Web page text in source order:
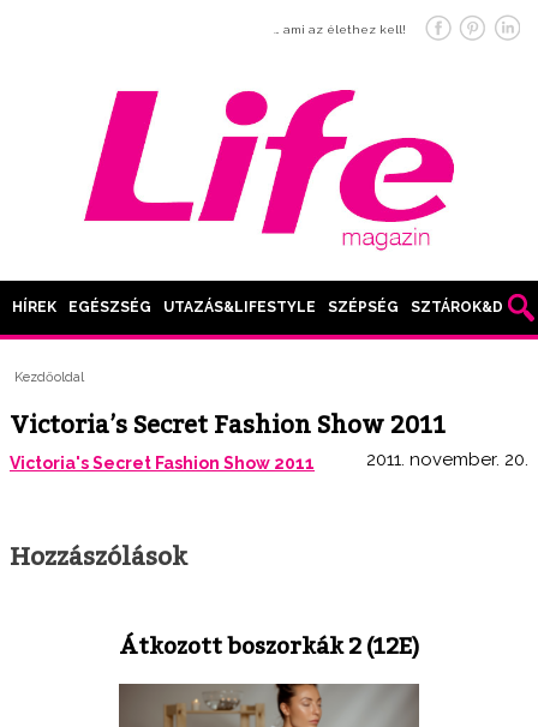
… ami az élethez kell!
HÍREK EGÉSZSÉG UTAZÁS&LIFESTYLE SZÉPSÉG SZTÁROK&DIVAT
Kezdőoldal
Victoria’s Secret Fashion Show 2011
2011. november. 20.
Victoria's Secret Fashion Show 2011
Hozzászólások
Átkozott boszorkák 2 (12E)